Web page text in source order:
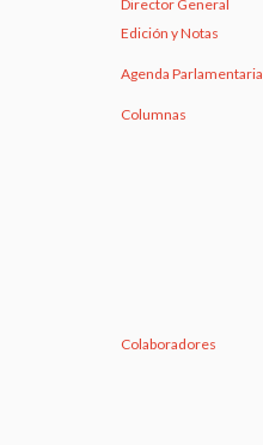
Director General
Edición y Notas
Agenda Parlamentaria
Columnas
Colaboradores